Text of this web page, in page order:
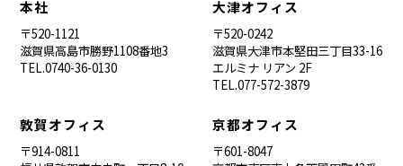
本社
〒520-1121
滋賀県高島市勝野1108番地3
TEL.0740-36-0130
大津オフィス
〒520-0242
滋賀県大津市本堅田三丁目33-16
エルミナ リアン 2F
TEL.077-572-3879
敦賀オフィス
〒914-0811
京都オフィス
〒601-8047